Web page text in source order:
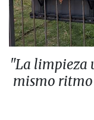
"La limpieza
mismo ritmo